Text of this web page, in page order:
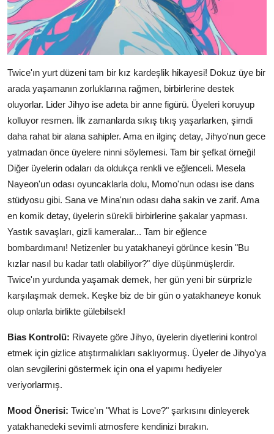
Twice'ın yurt düzeni tam bir kız kardeşlik hikayesi! Dokuz üye bir
arada yaşamanın zorluklarına rağmen, birbirlerine destek
oluyorlar. Lider Jihyo ise adeta bir anne figürü. Üyeleri koruyup
kolluyor resmen. İlk zamanlarda sıkış tıkış yaşarlarken, şimdi
daha rahat bir alana sahipler. Ama en ilginç detay, Jihyo'nun gece
yatmadan önce üyelere ninni söylemesi. Tam bir şefkat örneği!
Diğer üyelerin odaları da oldukça renkli ve eğlenceli. Mesela
Nayeon'un odası oyuncaklarla dolu, Momo'nun odası ise dans
stüdyosu gibi. Sana ve Mina'nın odası daha sakin ve zarif. Ama
en komik detay, üyelerin sürekli birbirlerine şakalar yapması.
Yastık savaşları, gizli kameralar... Tam bir eğlence
bombardımanı! Netizenler bu yatakhaneyi görünce kesin "Bu
kızlar nasıl bu kadar tatlı olabiliyor?" diye düşünmüşlerdir.
Twice'ın yurdunda yaşamak demek, her gün yeni bir sürprizle
karşılaşmak demek. Keşke biz de bir gün o yatakhaneye konuk
olup onlarla birlikte gülebilsek!
Bias Kontrolü: Rivayete göre Jihyo, üyelerin diyetlerini kontrol
etmek için gizlice atıştırmalıkları saklıyormuş. Üyeler de Jihyo'ya
olan sevgilerini göstermek için ona el yapımı hediyeler
veriyorlarmış.
Mood Önerisi: Twice'ın "What is Love?" şarkısını dinleyerek
yatakhanedeki sevimli atmosfere kendinizi bırakın.